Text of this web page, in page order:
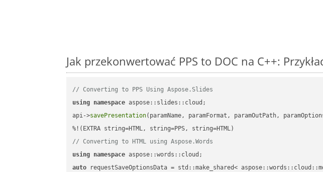
Jak przekonwertować PPS to DOC na C++:
// Converting to PPS Using Aspose.Slides
using namespace aspose::slides::cloud;
api->savePresentation(paramName, paramFormat, paramOutPath,
// Converting to HTML using Aspose.Words
using namespace
auto requestSaveOptionsData = std::make_shared<